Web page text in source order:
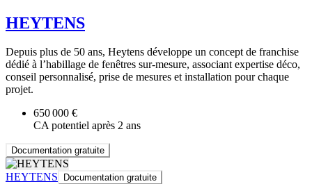
HEYTENS
Depuis plus de 50 ans, Heytens développe un concept de franchise
dédié à l’habillage de fenêtres sur-mesure, associant expertise déco,
conseil personnalisé, prise de mesures et installation pour chaque
projet.
650 000 €
CA potentiel après 2 ans
Documentation gratuite
HEYTENS Documentation gratuite